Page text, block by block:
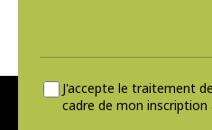
J'accepte le traitement
cadre de mon